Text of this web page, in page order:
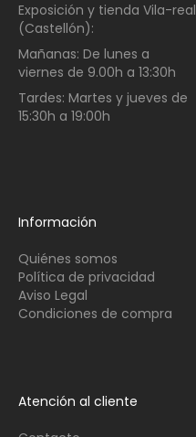
Exposición y tienda Vila-real
(Castellón):
Mañanas: De lunes a
viernes de 9.00h a 13:30h
Tardes: Martes y jueves de
15:30h a 19:00h
Información
Quiénes somos
Política de privacidad
Aviso Legal
Condiciones de compra
Atención al cliente